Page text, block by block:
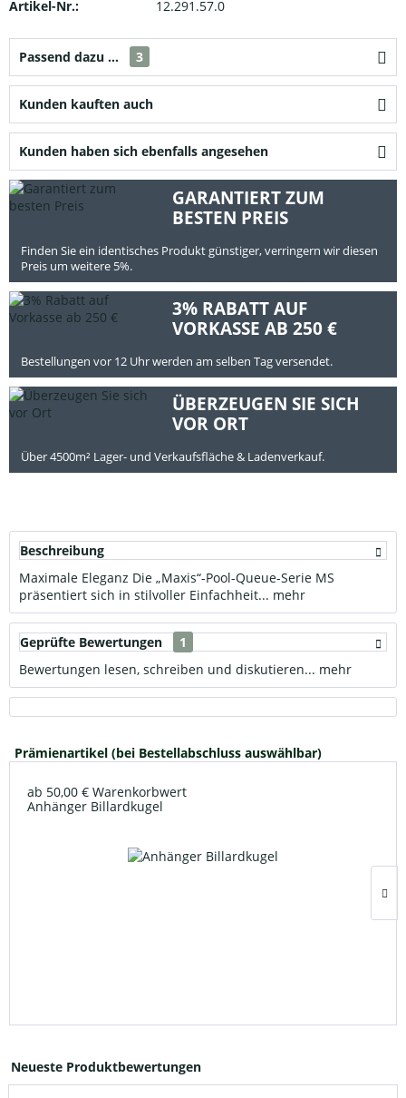
Artikel-Nr.: 12.291.57.0
Passend dazu ... 3
Kunden kauften auch
Kunden haben sich ebenfalls angesehen
GARANTIERT ZUM
BESTEN PREIS
Finden Sie ein identisches Produkt günstiger, verringern wir diesen
Preis um weitere 5%.
3% RABATT AUF
VORKASSE AB 250 €
Bestellungen vor 12 Uhr werden am selben Tag versendet.
ÜBERZEUGEN SIE SICH
VOR ORT
Über 4500m² Lager- und Verkaufsfläche & Ladenverkauf.
Beschreibung
Maximale Eleganz Die „Maxis“-Pool-Queue-Serie MS
präsentiert sich in stilvoller Einfachheit... mehr
Geprüfte Bewertungen
1
Bewertungen lesen, schreiben und diskutieren... mehr
Prämienartikel (bei Bestellabschluss auswählbar)
ab 50,00 € Warenkorbwert
Anhänger Billardkugel
Neueste Produktbewertungen